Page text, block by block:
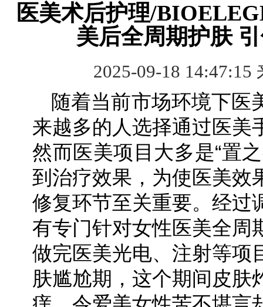
医美术后护理/
美后全周期护肤
2025-09-18 14:47:15
随着当前市场环境下医
来越多的人选择通过医美
然而医美项目大多是“置
到治疗效果，为使医美效
修复环节至关重要。经过
有专门针对女性医美全周
做完医美光电、注射等项
肤尴尬期，这个期间皮肤